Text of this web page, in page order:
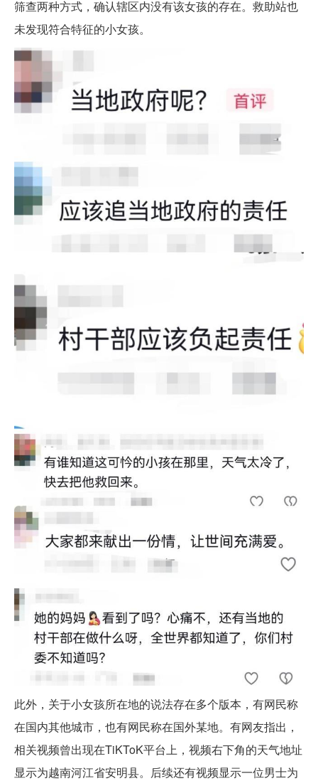
筛查两种方式，确认辖区内没有该女孩的存在。救助站也
未发现符合特征的小女孩。
此外，关于小女孩所在地的说法存在多个版本，有网民称
在国内其他城市，也有网民称在国外某地。有网友指出，
相关视频曾出现在TiKToK平台上，视频右下角的天气地址
显示为越南河江省安明县。后续还有视频显示一位男士为